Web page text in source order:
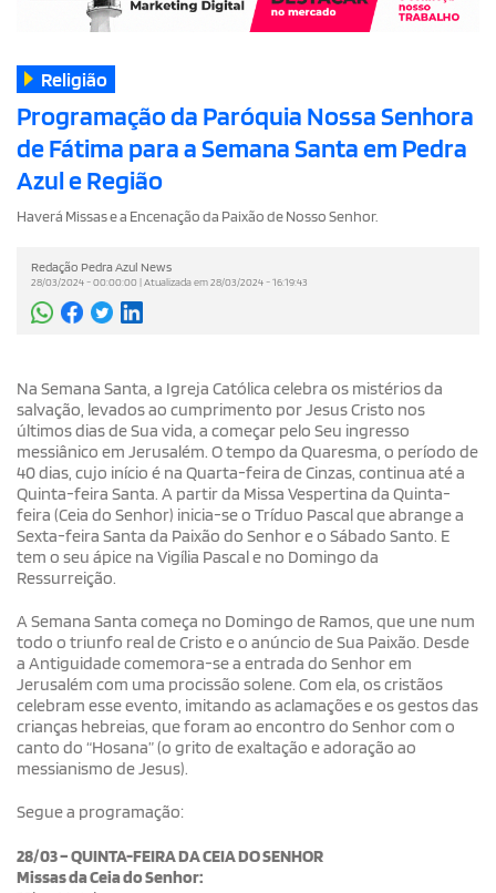
Religião
Programação da Paróquia Nossa Senhora
de Fátima para a Semana Santa em Pedra
Azul e Região
Haverá Missas e a Encenação da Paixão de Nosso Senhor.
Redação Pedra Azul News
28/03/2024 - 00:00:00 | Atualizada em 28/03/2024 - 16:19:43
Na Semana Santa, a Igreja Católica celebra os mistérios da
salvação, levados ao cumprimento por Jesus Cristo nos
últimos dias de Sua vida, a começar pelo Seu ingresso
messiânico em Jerusalém. O tempo da Quaresma, o período de
40 dias, cujo início é na Quarta-feira de Cinzas, continua até a
Quinta-feira Santa. A partir da Missa Vespertina da Quinta-
feira (Ceia do Senhor) inicia-se o Tríduo Pascal que abrange a
Sexta-feira Santa da Paixão do Senhor e o Sábado Santo. E
tem o seu ápice na Vigília Pascal e no Domingo da
Ressurreição.
A Semana Santa começa no Domingo de Ramos, que une num
todo o triunfo real de Cristo e o anúncio de Sua Paixão. Desde
a Antiguidade comemora-se a entrada do Senhor em
Jerusalém com uma procissão solene. Com ela, os cristãos
celebram esse evento, imitando as aclamações e os gestos das
crianças hebreias, que foram ao encontro do Senhor com o
canto do “Hosana” (o grito de exaltação e adoração ao
messianismo de Jesus).
Segue a programação:
28/03 – QUINTA-FEIRA DA CEIA DO SENHOR
Missas da Ceia do Senhor: